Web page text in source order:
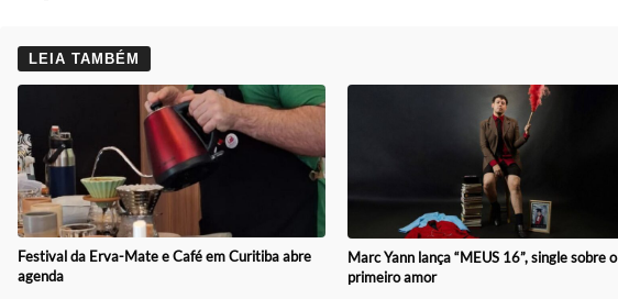
LEIA TAMBÉM
Festival da Erva-Mate e Café em Curitiba abre
agenda
Marc Yann lança “MEUS 16”, single sobre o
primeiro amor